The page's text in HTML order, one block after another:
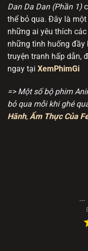
Dan Da Dan (Phần 1)
thể bỏ qua. Đây là
những ai yêu thích
những tình huống đầy
truyện tranh hấp dẫn,
ngay tại XemPhimGi
=> Một số bộ phim
bỏ qua mỗi khi ghé
Hãnh, Ẩm Thực Của